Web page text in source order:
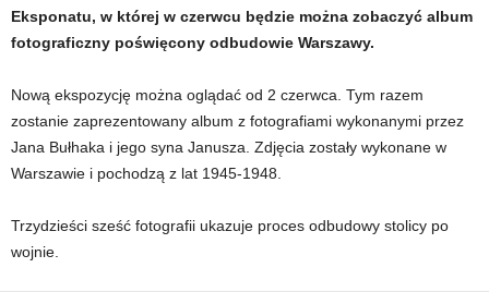
Eksponatu, w której w czerwcu będzie można zobaczyć album
fotograficzny poświęcony odbudowie Warszawy.
Nową ekspozycję można oglądać od 2 czerwca. Tym razem
zostanie zaprezentowany album z fotografiami wykonanymi przez
Jana Bułhaka i jego syna Janusza. Zdjęcia zostały wykonane w
Warszawie i pochodzą z lat 1945-1948.
Trzydzieści sześć fotografii ukazuje proces odbudowy stolicy po
wojnie.